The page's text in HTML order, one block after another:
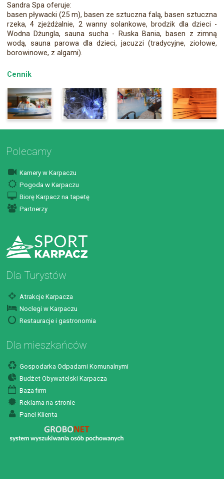
Sandra Spa oferuje:
basen pływacki (25 m), basen ze sztuczna falą, basen sztuczna
rzeka, 4 zjeżdżalnie, 2 wanny solankowe, brodzik dla dzieci -
Wodna Dżungla, sauna sucha - Ruska Bania, basen z zimną
wodą, sauna parowa dla dzieci, jacuzzi (tradycyjne, ziołowe,
borowinowe, z algami).
Cennik
Polecamy
Kamery w Karpaczu
Pogoda w Karpaczu
Biorę Karpacz na tapetę
Partnerzy
Dla Turystów
Atrakcje Karpacza
Noclegi w Karpaczu
Restauracje i gastronomia
Dla mieszkańców
Gospodarka Odpadami Komunalnymi
Budżet Obywatelski Karpacza
Baza firm
Reklama na stronie
Panel Klienta